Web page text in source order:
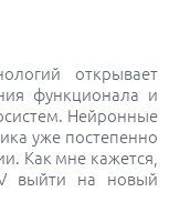
открывает
функционала и
Нейронные
уже постепенно
Как мне кажется,
выйти на новый